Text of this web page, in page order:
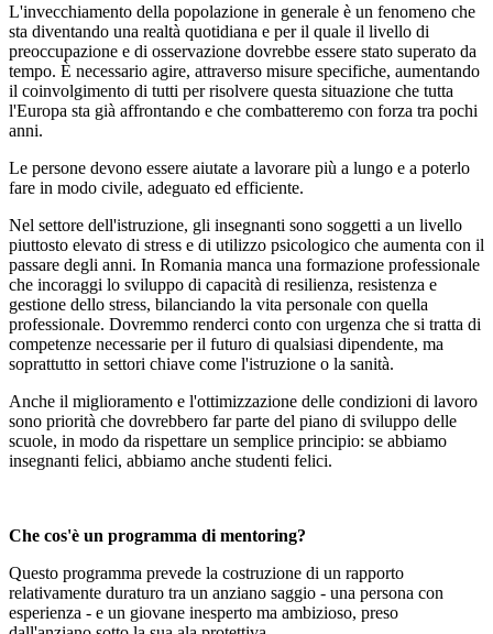
L'invecchiamento della popolazione in generale è un fenomeno che
sta diventando una realtà quotidiana e per il quale il livello di
preoccupazione e di osservazione dovrebbe essere stato superato da
tempo. È necessario agire, attraverso misure specifiche, aumentando
il coinvolgimento di tutti per risolvere questa situazione che tutta
l'Europa sta già affrontando e che combatteremo con forza tra pochi
anni.
Le persone devono essere aiutate a lavorare più a lungo e a poterlo
fare in modo civile, adeguato ed efficiente.
Nel settore dell'istruzione, gli insegnanti sono soggetti a un livello
piuttosto elevato di stress e di utilizzo psicologico che aumenta con il
passare degli anni. In Romania manca una formazione professionale
che incoraggi lo sviluppo di capacità di resilienza, resistenza e
gestione dello stress, bilanciando la vita personale con quella
professionale. Dovremmo renderci conto con urgenza che si tratta di
competenze necessarie per il futuro di qualsiasi dipendente, ma
soprattutto in settori chiave come l'istruzione o la sanità.
Anche il miglioramento e l'ottimizzazione delle condizioni di lavoro
sono priorità che dovrebbero far parte del piano di sviluppo delle
scuole, in modo da rispettare un semplice principio: se abbiamo
insegnanti felici, abbiamo anche studenti felici.
Che cos'è un programma di mentoring?
Questo programma prevede la costruzione di un rapporto
relativamente duraturo tra un anziano saggio - una persona con
esperienza - e un giovane inesperto ma ambizioso, preso